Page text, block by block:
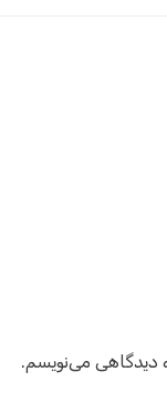
دیدگاهی می‌نویسم.